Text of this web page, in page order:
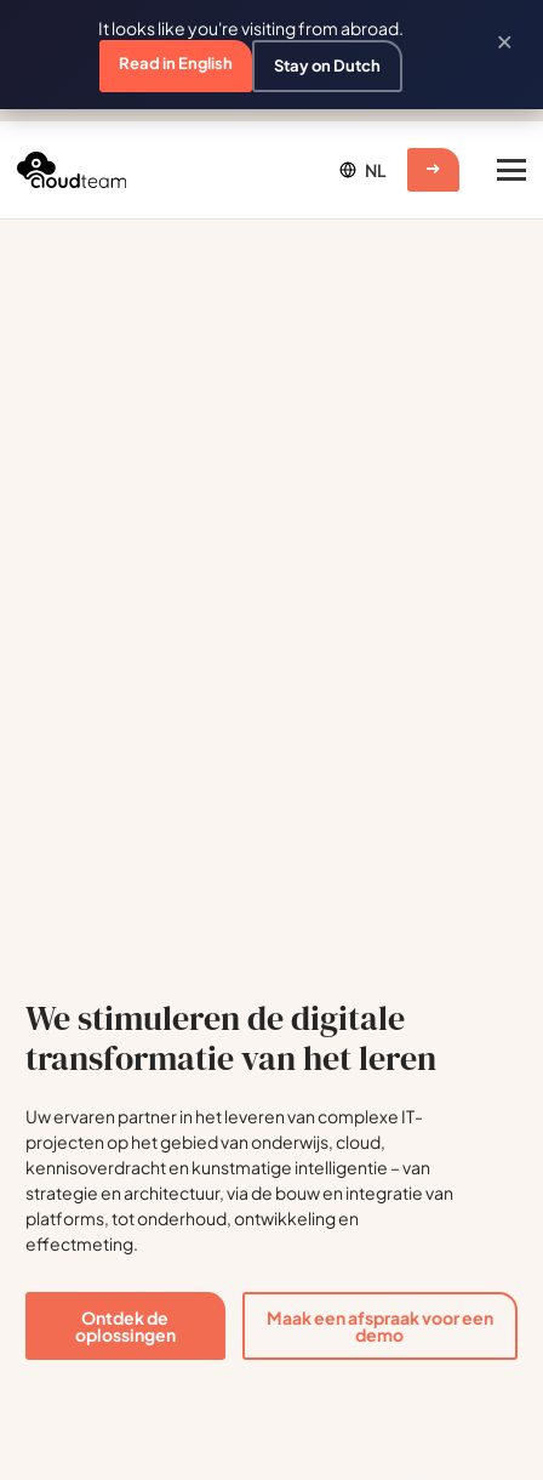
We stimuleren de digitale
transformatie van het leren
Uw ervaren partner in het leveren van complexe IT-
projecten op het gebied van onderwijs, cloud,
kennisoverdracht en kunstmatige intelligentie – van
strategie en architectuur, via de bouw en integratie van
platforms, tot onderhoud, ontwikkeling en
effectmeting.
Ontdek de
oplossingen
Maak een afspraak voor een
demo
It looks like you're visiting from abroad.
Read in English Stay on Dutch
×